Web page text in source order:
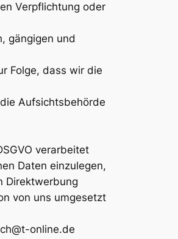
Verpflichtung oder
gängigen und
Folge, dass wir die
Aufsichtsbehörde
verarbeitet
Daten einzulegen,
Direktwerbung
von uns umgesetzt
online.de